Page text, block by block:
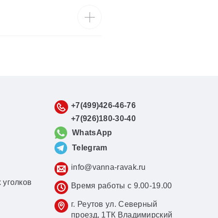
+7(499)426-46-76
+7(926)180-30-40
WhatsApp
Telegram
info@vanna-ravak.ru
Время работы с 9.00-19.00
г. Реутов ул. Северный
проезд, 1ТК Владимирский